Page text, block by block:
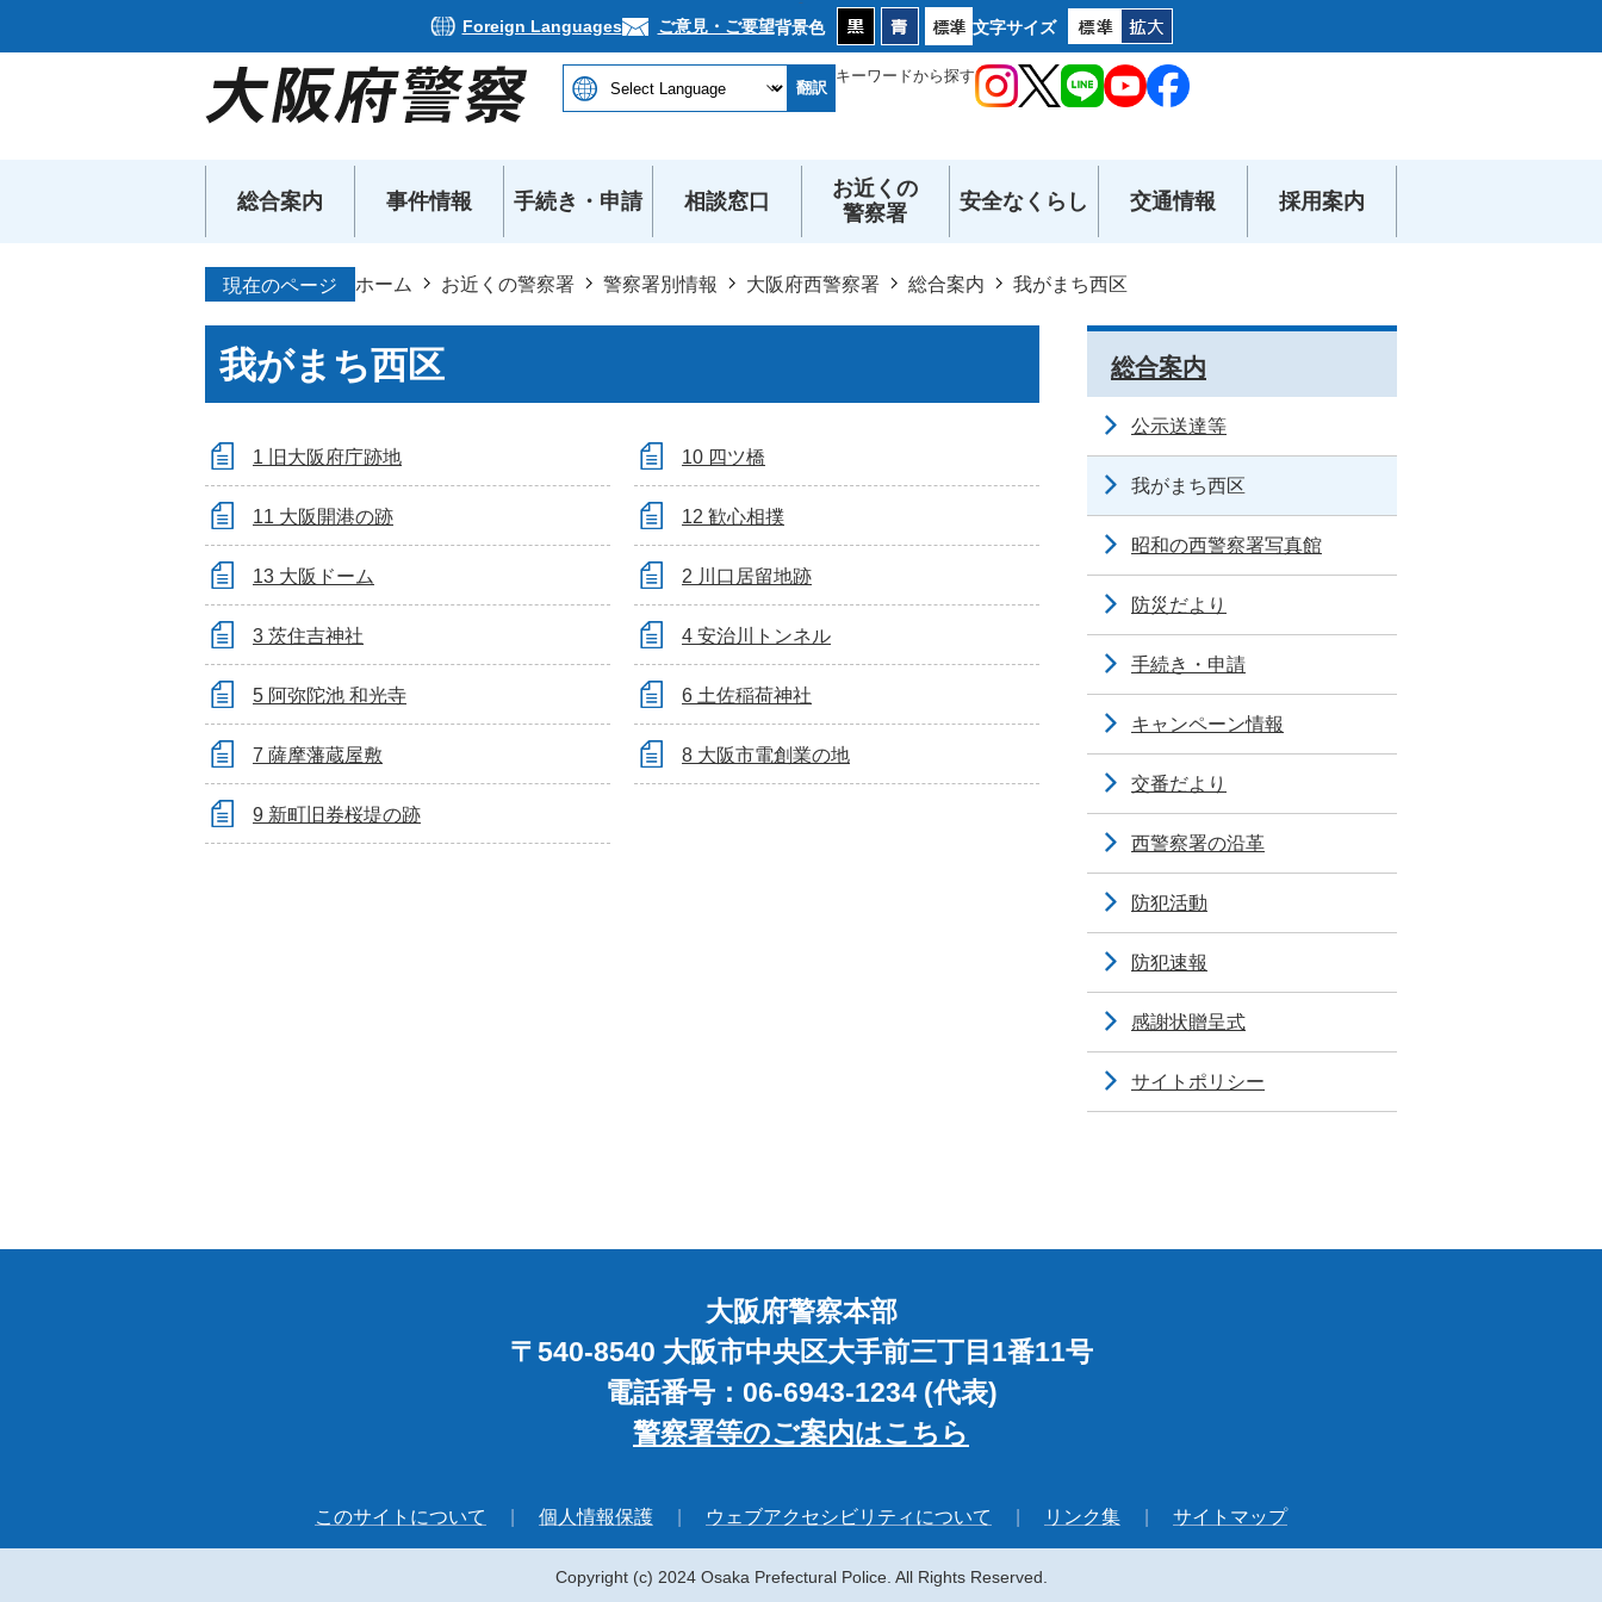
Foreign Languages ご意見・ご要望背景色 文字サイズ
翻訳
キーワードから探す
総合案内 事件情報 手続き・申請 相談窓口
お近くの
警察署
安全なくらし 交通情報 採用案内
現在のページ ホーム お近くの警察署 警察署別情報 大阪府西警察署 総合案内 我がまち西区
我がまち西区
1 旧大阪府庁跡地 10 四ツ橋
11 大阪開港の跡 12 歓心相撲
13 大阪ドーム 2 川口居留地跡
3 茨住吉神社 4 安治川トンネル
5 阿弥陀池 和光寺 6 土佐稲荷神社
7 薩摩藩蔵屋敷 8 大阪市電創業の地
9 新町旧券桜堤の跡
総合案内
公示送達等
我がまち西区
昭和の西警察署写真館
防災だより
手続き・申請
キャンペーン情報
交番だより
西警察署の沿革
防犯活動
防犯速報
感謝状贈呈式
サイトポリシー
大阪府警察本部
〒540-8540 大阪市中央区大手前三丁目1番11号
電話番号：06-6943-1234 (代表)
警察署等のご案内はこちら
このサイトについて 個人情報保護 ウェブアクセシビリティについて リンク集 サイトマップ
Copyright (c) 2024 Osaka Prefectural Police. All Rights Reserved.